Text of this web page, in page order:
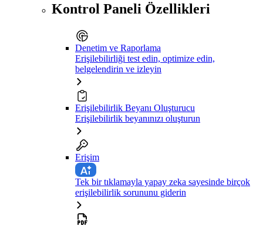
Kontrol Paneli Özellikleri
Denetim ve Raporlama
Erişilebilirliği test edin, optimize edin,
belgelendirin ve izleyin
Erişilebilirlik Beyanı Oluşturucu
Erişilebilirlik beyanınızı oluşturun
Erişim
Tek bir tıklamayla yapay zeka sayesinde birçok
erişilebilirlik sorununu giderin